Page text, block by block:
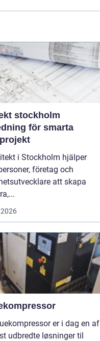
stockholm
för smarta
i Stockholm hjälper
företag och
att skapa
er i dag en af
udbredte løsninger til